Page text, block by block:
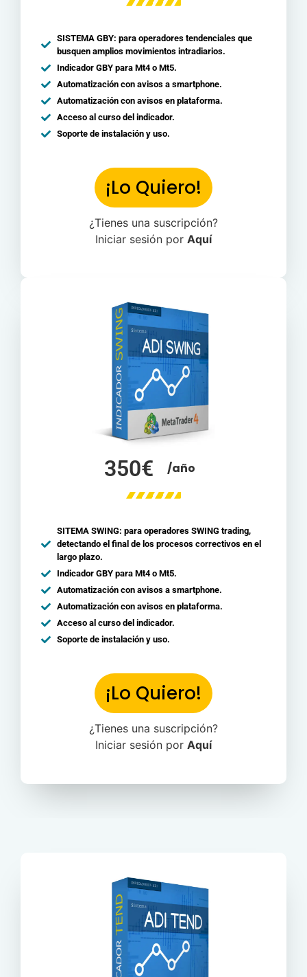
SISTEMA GBY: para operadores tendenciales que
busquen amplios movimientos intradiarios.
Indicador GBY para Mt4 o Mt5.
Automatización con avisos a smartphone.
Automatización con avisos en plataforma.
Acceso al curso del indicador.
Soporte de instalación y uso.
¡Lo Quiero!
¿Tienes una suscripción?
Iniciar sesión por Aquí
350€ /año
SITEMA SWING: para operadores SWING trading,
detectando el final de los procesos correctivos en el
largo plazo.
Indicador GBY para Mt4 o Mt5.
Automatización con avisos a smartphone.
Automatización con avisos en plataforma.
Acceso al curso del indicador.
Soporte de instalación y uso.
¡Lo Quiero!
¿Tienes una suscripción?
Iniciar sesión por Aquí